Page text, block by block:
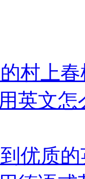
村上
英文怎
优质